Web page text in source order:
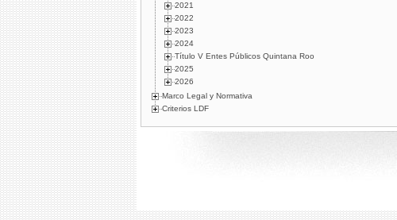
2021
2022
2023
2024
Título V Entes Públicos Quintana Roo
2025
2026
Marco Legal y Normativa
Criterios LDF